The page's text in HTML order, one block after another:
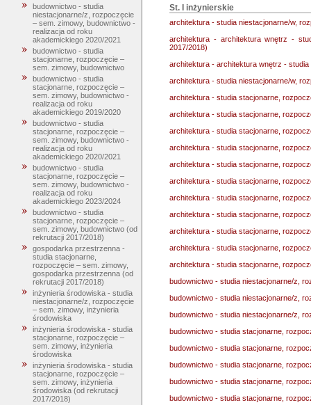
budownictwo - studia
niestacjonarne/z, rozpoczęcie
– sem. zimowy, budownictwo -
realizacja od roku
akademickiego 2020/2021
budownictwo - studia
stacjonarne, rozpoczęcie –
sem. zimowy, budownictwo
budownictwo - studia
stacjonarne, rozpoczęcie –
sem. zimowy, budownictwo -
realizacja od roku
akademickiego 2019/2020
budownictwo - studia
stacjonarne, rozpoczęcie –
sem. zimowy, budownictwo -
realizacja od roku
akademickiego 2020/2021
budownictwo - studia
stacjonarne, rozpoczęcie –
sem. zimowy, budownictwo -
realizacja od roku
akademickiego 2023/2024
budownictwo - studia
stacjonarne, rozpoczęcie –
sem. zimowy, budownictwo (od
rekrutacji 2017/2018)
gospodarka przestrzenna -
studia stacjonarne,
rozpoczęcie – sem. zimowy,
gospodarka przestrzenna (od
rekrutacji 2017/2018)
inżynieria środowiska - studia
niestacjonarne/z, rozpoczęcie
– sem. zimowy, inżynieria
środowiska
inżynieria środowiska - studia
stacjonarne, rozpoczęcie –
sem. zimowy, inżynieria
środowiska
inżynieria środowiska - studia
stacjonarne, rozpoczęcie –
sem. zimowy, inżynieria
środowiska (od rekrutacji
2017/2018)
St. I inżynierskie
architektura - studia niestacjonarne/w,
architektura - architektura wnętrz -
2017/2018)
architektura - architektura wnętrz -
architektura - studia niestacjonarne/w,
architektura - studia stacjonarne,
architektura - studia stacjonarne,
architektura - studia stacjonarne,
architektura - studia stacjonarne,
architektura - studia stacjonarne,
architektura - studia stacjonarne,
architektura - studia stacjonarne,
architektura - studia stacjonarne,
architektura - studia stacjonarne,
architektura - studia stacjonarne,
architektura - studia stacjonarne,
budownictwo - studia niestacjonarne/z,
budownictwo - studia niestacjonarne/z,
budownictwo - studia niestacjonarne/z,
budownictwo - studia stacjonarne,
budownictwo - studia stacjonarne,
budownictwo - studia stacjonarne,
budownictwo - studia stacjonarne,
budownictwo - studia stacjonarne,